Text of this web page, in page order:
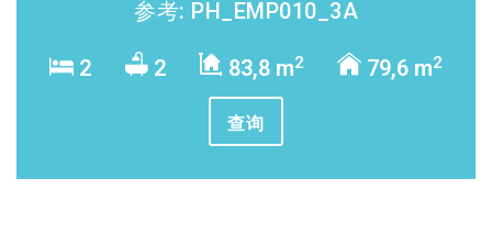
参考: PH_EMP010_3A
2 2 83,8 m2 79,6 m2
查询